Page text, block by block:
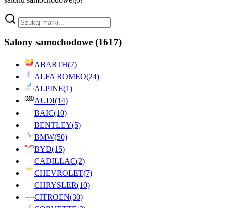
Salony samochodowe (1617)
ABARTH(7)
ALFA ROMEO(24)
ALPINE(1)
AUDI(14)
BAIC(10)
BENTLEY(5)
BMW(50)
BYD(15)
CADILLAC(2)
CHEVROLET(7)
CHRYSLER(10)
CITROEN(30)